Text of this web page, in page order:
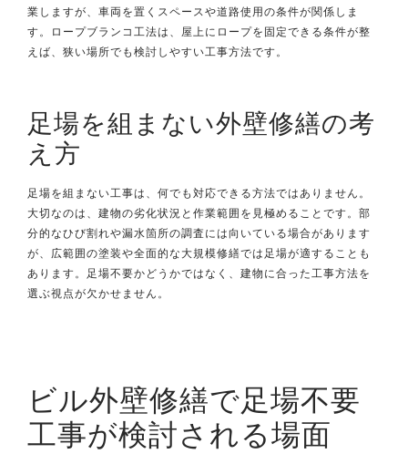
業しますが、車両を置くスペースや道路使用の条件が関係しま
す。ロープブランコ工法は、屋上にロープを固定できる条件が整
えば、狭い場所でも検討しやすい工事方法です。
足場を組まない外壁修繕の考
え方
足場を組まない工事は、何でも対応できる方法ではありません。
大切なのは、建物の劣化状況と作業範囲を見極めることです。部
分的なひび割れや漏水箇所の調査には向いている場合があります
が、広範囲の塗装や全面的な大規模修繕では足場が適することも
あります。足場不要かどうかではなく、建物に合った工事方法を
選ぶ視点が欠かせません。
ビル外壁修繕で足場不要
工事が検討される場面